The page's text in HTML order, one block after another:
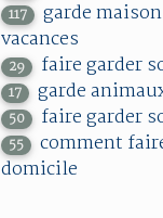
117
garde
vacances
29 faire garder
17 garde
50 faire garder
55
comment
domicile